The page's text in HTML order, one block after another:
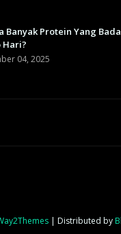
Banyak Protein Yang
Hari?
04, 2025
| Distributed by